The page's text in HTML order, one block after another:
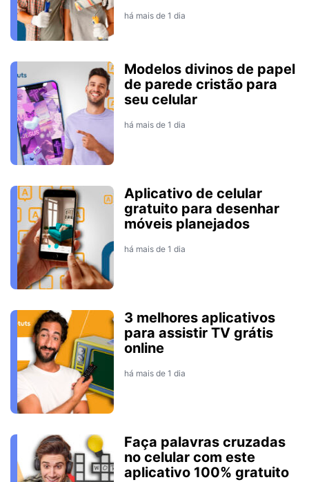
há mais de 1 dia
Modelos divinos de papel
de parede cristão para
seu celular
há mais de 1 dia
Aplicativo de celular
gratuito para desenhar
móveis planejados
há mais de 1 dia
3 melhores aplicativos
para assistir TV grátis
online
há mais de 1 dia
Faça palavras cruzadas
no celular com este
aplicativo 100% gratuito